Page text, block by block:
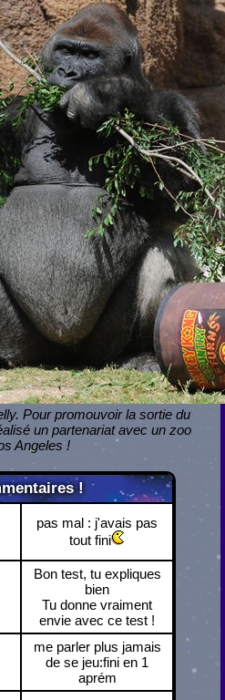
Pour promouvoir la sortie du
un partenariat avec un zoo
Angeles !
!
pas mal : j'avais pas
tout fini
Bon test, tu expliques
bien
Tu donne vraiment
envie avec ce test !
me parler plus jamais
de se jeu:fini en 1
aprém